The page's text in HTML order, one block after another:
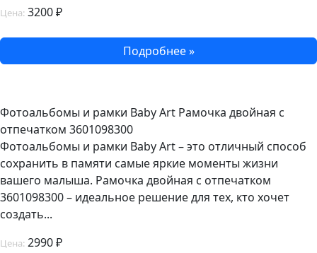
Цена: 3200 ₽
Подробнее »
Фотоальбомы и рамки Baby Art Рамочка двойная с
отпечатком 3601098300
Фотоальбомы и рамки Baby Art – это отличный способ
сохранить в памяти самые яркие моменты жизни
вашего малыша. Рамочка двойная с отпечатком
3601098300 – идеальное решение для тех, кто хочет
создать...
Цена: 2990 ₽